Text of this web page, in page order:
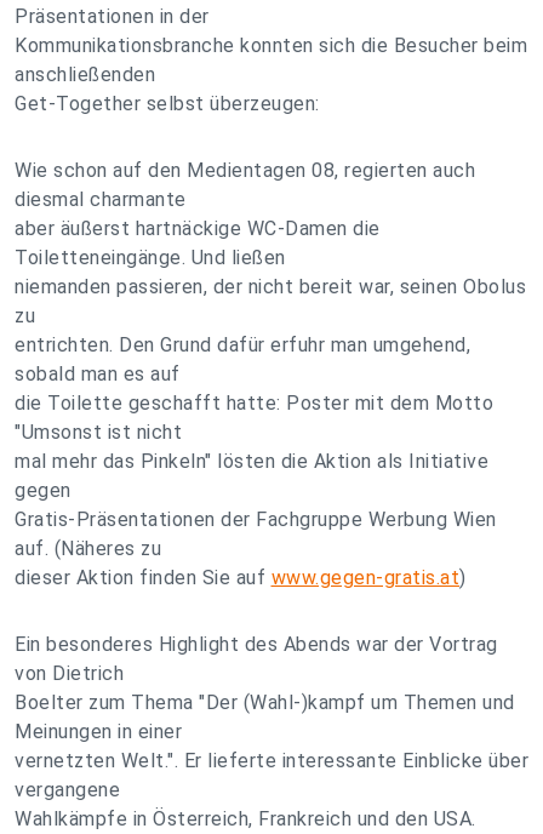
Präsentationen in der
Kommunikationsbranche konnten sich die Besucher beim
anschließenden
Get-Together selbst überzeugen:
Wie schon auf den Medientagen 08, regierten auch
diesmal charmante
aber äußerst hartnäckige WC-Damen die
Toiletteneingänge. Und ließen
niemanden passieren, der nicht bereit war, seinen Obolus
zu
entrichten. Den Grund dafür erfuhr man umgehend,
sobald man es auf
die Toilette geschafft hatte: Poster mit dem Motto
"Umsonst ist nicht
mal mehr das Pinkeln" lösten die Aktion als Initiative
gegen
Gratis-Präsentationen der Fachgruppe Werbung Wien
auf. (Näheres zu
dieser Aktion finden Sie auf www.gegen-gratis.at)
Ein besonderes Highlight des Abends war der Vortrag
von Dietrich
Boelter zum Thema "Der (Wahl-)kampf um Themen und
Meinungen in einer
vernetzten Welt.". Er lieferte interessante Einblicke über
vergangene
Wahlkämpfe in Österreich, Frankreich und den USA.